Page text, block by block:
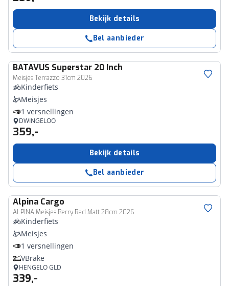
Bekijk details
Bel aanbieder
BATAVUS Superstar 20 Inch
Meisjes Terrazzo 31cm 2026
Kinderfiets
Meisjes
1 versnellingen
DWINGELOO
359,-
Bekijk details
Bel aanbieder
Alpina Cargo
ALPINA Meisjes Berry Red Matt 28cm 2026
Kinderfiets
Meisjes
1 versnellingen
VBrake
HENGELO GLD
339,-